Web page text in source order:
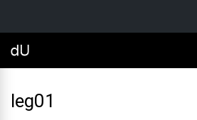
leg01